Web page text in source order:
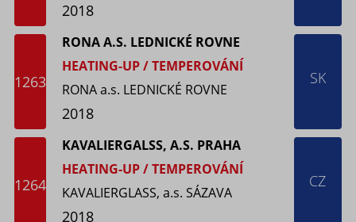
2018
1263
RONA A.S. LEDNICKÉ ROVNE
HEATING-UP / TEMPEROVÁNÍ
RONA a.s. LEDNICKÉ ROVNE
2018
SK
1264
KAVALIERGALSS, A.S. PRAHA
HEATING-UP / TEMPEROVÁNÍ
KAVALIERGLASS, a.s. SÁZAVA
2018
CZ